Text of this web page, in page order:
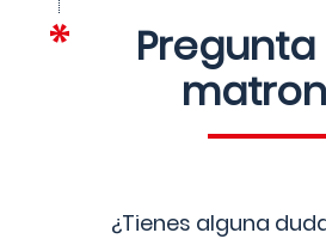
¿Tienes alguna